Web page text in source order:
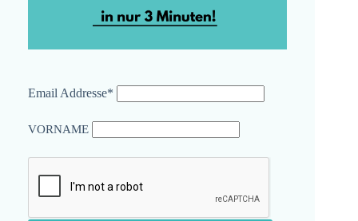
Email Addresse*
VORNAME